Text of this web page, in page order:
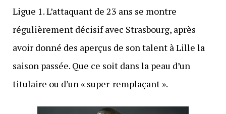
Ligue 1. L’attaquant de 23 ans se montre
régulièrement décisif avec Strasbourg, après
avoir donné des aperçus de son talent à Lille la
saison passée. Que ce soit dans la peau d’un
titulaire ou d’un « super-remplaçant ».